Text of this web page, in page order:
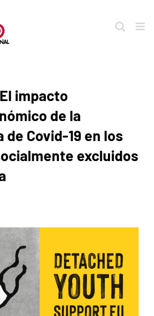
impacto
de la
de Covid-19 en los
excluidos